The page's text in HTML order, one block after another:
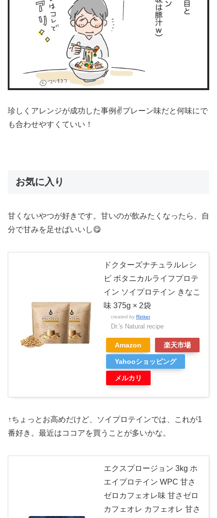
珍しくアレンジが成功した事例✌️プレーン味だと何味にで
も合わせやすくていい！
お気に入り
甘くないやつが好きです。甘いのが飲みたくなったら、自
分で甘みを足せばいいし😋
ドクターズナチュラルレシ
ピ ボタニカルライフプロテ
イン ソイプロテイン きなこ
味 375g × 2袋
created by Rinker
Dr.'s Natural recipe
Amazon 楽天市場
Yahooショッピング
メルカリ
↑ちょっとお高めだけど、ソイプロテインでは、これが1
番好き。最近はココアを買うことが多いかな。
エクスプロージョン 3kg ホ
エイプロテイン WPC 甘さ
ゼロカフェオレ味 甘さゼロ
カフェオレ カフェオレ 甘さ